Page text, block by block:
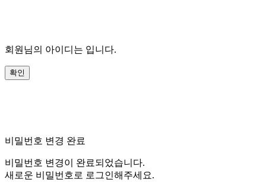
회원님의 아이디는 입니다.
비밀번호 변경 완료
비밀번호 변경이 완료되었습니다.
새로운 비밀번호로 로그인해주세요.